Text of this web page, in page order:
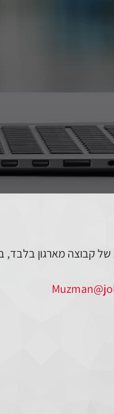
של קבוצה מארגון